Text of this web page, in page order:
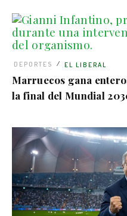
Marruecos gana
la final del Mundial
DEPORTES / EL LIBERAL